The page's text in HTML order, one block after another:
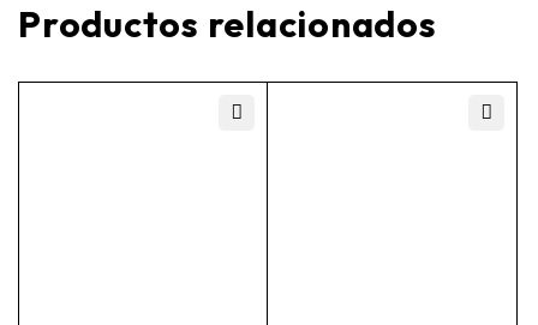
Productos relacionados